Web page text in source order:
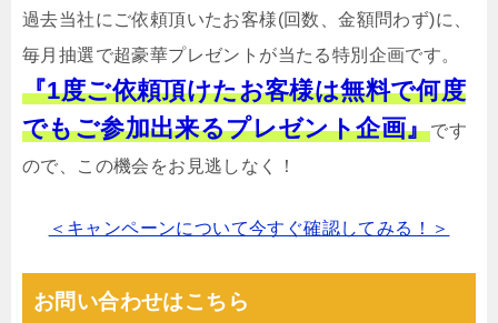
過去当社にご依頼頂いたお客様(回数、金額問わず)に、
毎月抽選で超豪華プレゼントが当たる特別企画です。
『1度ご依頼頂けたお客様は無料で何度
でもご参加出来るプレゼント企画』です
ので、この機会をお見逃しなく！
＜キャンペーンについて今すぐ確認してみる！＞
お問い合わせはこちら